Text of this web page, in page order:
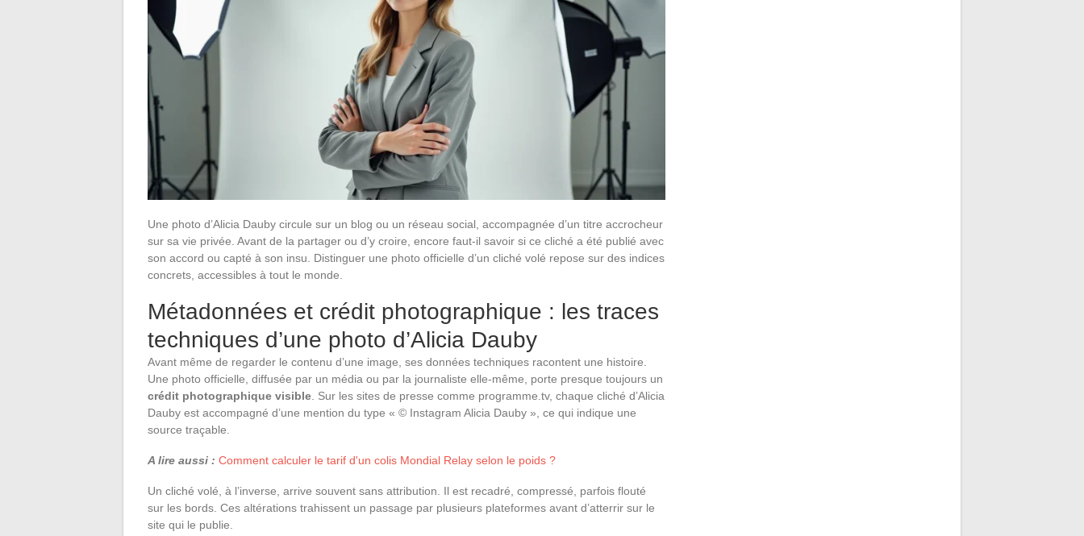
Une photo d’Alicia Dauby circule sur un blog ou un réseau social, accompagnée d’un titre accrocheur
sur sa vie privée. Avant de la partager ou d’y croire, encore faut-il savoir si ce cliché a été publié avec
son accord ou capté à son insu. Distinguer une photo officielle d’un cliché volé repose sur des indices
concrets, accessibles à tout le monde.
Métadonnées et crédit photographique : les traces
techniques d’une photo d’Alicia Dauby
Avant même de regarder le contenu d’une image, ses données techniques racontent une histoire.
Une photo officielle, diffusée par un média ou par la journaliste elle-même, porte presque toujours un
crédit photographique visible . Sur les sites de presse comme programme.tv, chaque cliché d’Alicia
Dauby est accompagné d’une mention du type « © Instagram Alicia Dauby », ce qui indique une
source traçable.
A lire aussi : Comment calculer le tarif d'un colis Mondial Relay selon le poids ?
Un cliché volé, à l’inverse, arrive souvent sans attribution. Il est recadré, compressé, parfois flouté
sur les bords. Ces altérations trahissent un passage par plusieurs plateformes avant d’atterrir sur le
site qui le publie.